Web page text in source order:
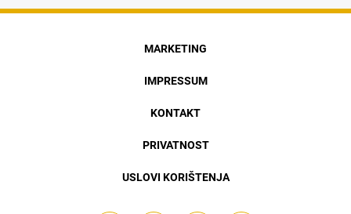
MARKETING
IMPRESSUM
KONTAKT
PRIVATNOST
USLOVI KORIŠTENJA